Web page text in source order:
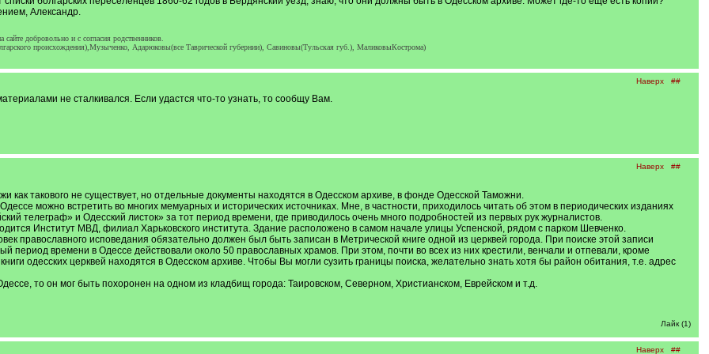
Александр.
добровольно и с согласия родственников.
происхождения),Музыченко, Адарюковы(все Таврической губернии), Савиновы(Тульская губ.), МаликовыКострома)
Наверх ##
не сталкивался. Если удастся что-то узнать, то сообщу Вам.
Наверх ##
как такового не существует, но отдельные документы находятся в Одесском архиве, в фонде Одесской Таможни.
можно встретить во многих мемуарных и исторических источниках. Мне, в частности, приходилось читать об этом в периодических изданиях
телеграф» и Одесский листок» за тот период времени, где приводилось очень много подробностей из первых рук журналистов.
Институт МВД, филиал Харьковского института. Здание расположено в самом начале улицы Успенской, рядом с парком Шевченко.
православного исповедания обязательно должен был быть записан в Метрической книге одной из церквей города. При поиске этой записи
период времени в Одессе действовали около 50 православных храмов. При этом, почти во всех из них крестили, венчали и отпевали, кроме
одесских церквей находятся в Одесском архиве. Чтобы Вы могли сузить границы поиска, желательно знать хотя бы район обитания, т.е. адрес
то он мог быть похоронен на одном из кладбищ города: Таировском, Северном, Христианском, Еврейском и т.д.
Лайк (1)
Наверх ##